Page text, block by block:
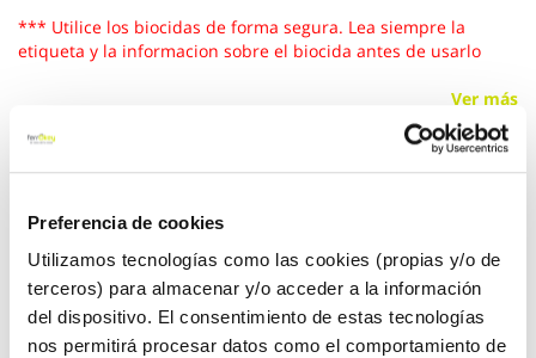
Preferencia de cookies
Utilizamos tecnologías como las cookies (propias y/o de
terceros) para almacenar y/o acceder a la información
del dispositivo. El consentimiento de estas tecnologías
nos permitirá procesar datos como el comportamiento de
*** Utilice los biocidas de forma segura. Lea siempre la
etiqueta y la informacion sobre el biocida antes de usarlo
Ver más
21,40 €
Añadir al carrito